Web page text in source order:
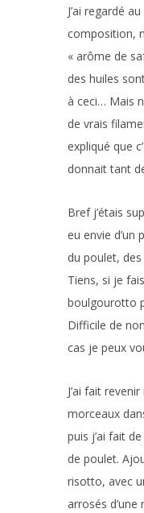
J’ai regardé
composition,
« arôme de
des huiles
à ceci… Mais
de vrais
expliqué que
donnait tant
Bref j’étais
eu envie d’un
du poulet,
Tiens, si je
boulgourotto
Difficile de
cas je peux
J’ai fait
morceaux
puis j’ai fait
de poulet.
risotto, avec
arrosés d’une